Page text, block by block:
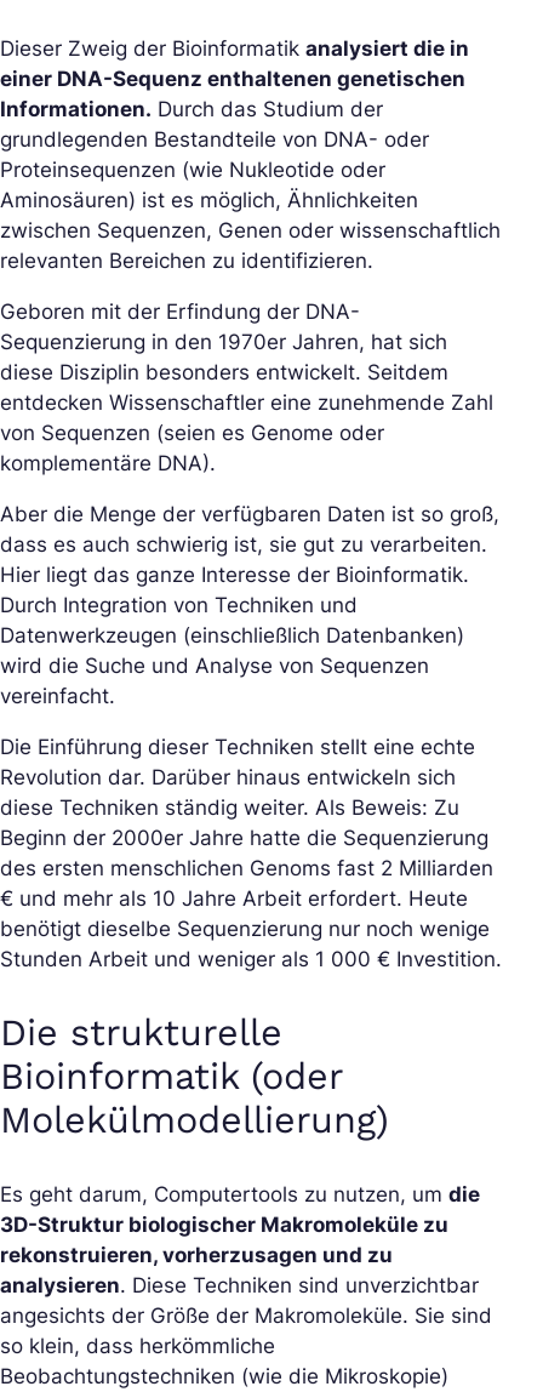
Dieser Zweig der Bioinformatik analysiert die in
einer DNA-Sequenz enthaltenen genetischen
Informationen. Durch das Studium der
grundlegenden Bestandteile von DNA- oder
Proteinsequenzen (wie Nukleotide oder
Aminosäuren) ist es möglich, Ähnlichkeiten
zwischen Sequenzen, Genen oder wissenschaftlich
relevanten Bereichen zu identifizieren.
Geboren mit der Erfindung der DNA-
Sequenzierung in den 1970er Jahren, hat sich
diese Disziplin besonders entwickelt. Seitdem
entdecken Wissenschaftler eine zunehmende Zahl
von Sequenzen (seien es Genome oder
komplementäre DNA).
Aber die Menge der verfügbaren Daten ist so groß,
dass es auch schwierig ist, sie gut zu verarbeiten.
Hier liegt das ganze Interesse der Bioinformatik.
Durch Integration von Techniken und
Datenwerkzeugen (einschließlich Datenbanken)
wird die Suche und Analyse von Sequenzen
vereinfacht.
Die Einführung dieser Techniken stellt eine echte
Revolution dar. Darüber hinaus entwickeln sich
diese Techniken ständig weiter. Als Beweis: Zu
Beginn der 2000er Jahre hatte die Sequenzierung
des ersten menschlichen Genoms fast 2 Milliarden
€ und mehr als 10 Jahre Arbeit erfordert. Heute
benötigt dieselbe Sequenzierung nur noch wenige
Stunden Arbeit und weniger als 1 000 € Investition.
Die strukturelle
Bioinformatik (oder
Molekülmodellierung)
Es geht darum, Computertools zu nutzen, um die
3D-Struktur biologischer Makromoleküle zu
rekonstruieren, vorherzusagen und zu
analysieren. Diese Techniken sind unverzichtbar
angesichts der Größe der Makromoleküle. Sie sind
so klein, dass herkömmliche
Beobachtungstechniken (wie die Mikroskopie)